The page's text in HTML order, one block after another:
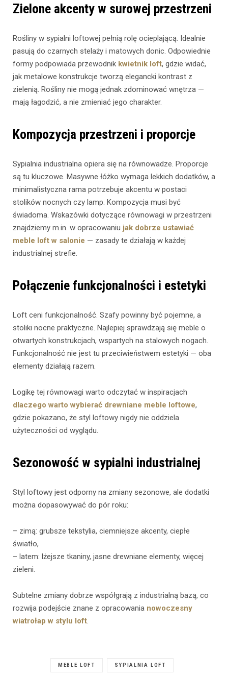
Zielone akcenty w surowej przestrzeni
Rośliny w sypialni loftowej pełnią rolę ocieplającą. Idealnie
pasują do czarnych stelaży i matowych donic. Odpowiednie
formy podpowiada przewodnik kwietnik loft, gdzie widać,
jak metalowe konstrukcje tworzą elegancki kontrast z
zielenią. Rośliny nie mogą jednak zdominować wnętrza —
mają łagodzić, a nie zmieniać jego charakter.
Kompozycja przestrzeni i proporcje
Sypialnia industrialna opiera się na równowadze. Proporcje
są tu kluczowe. Masywne łóżko wymaga lekkich dodatków, a
minimalistyczna rama potrzebuje akcentu w postaci
stolików nocnych czy lamp. Kompozycja musi być
świadoma. Wskazówki dotyczące równowagi w przestrzeni
znajdziemy m.in. w opracowaniu jak dobrze ustawiać
meble loft w salonie — zasady te działają w każdej
industrialnej strefie.
Połączenie funkcjonalności i estetyki
Loft ceni funkcjonalność. Szafy powinny być pojemne, a
stoliki nocne praktyczne. Najlepiej sprawdzają się meble o
otwartych konstrukcjach, wspartych na stalowych nogach.
Funkcjonalność nie jest tu przeciwieństwem estetyki — oba
elementy działają razem.
Logikę tej równowagi warto odczytać w inspiracjach
dlaczego warto wybierać drewniane meble loftowe,
gdzie pokazano, że styl loftowy nigdy nie oddziela
użyteczności od wyglądu.
Sezonowość w sypialni industrialnej
Styl loftowy jest odporny na zmiany sezonowe, ale dodatki
można dopasowywać do pór roku:
– zimą: grubsze tekstylia, ciemniejsze akcenty, ciepłe
światło,
– latem: lżejsze tkaniny, jasne drewniane elementy, więcej
zieleni.
Subtelne zmiany dobrze współgrają z industrialną bazą, co
rozwija podejście znane z opracowania nowoczesny
wiatrołap w stylu loft.
MEBLE LOFT SYPIALNIA LOFT